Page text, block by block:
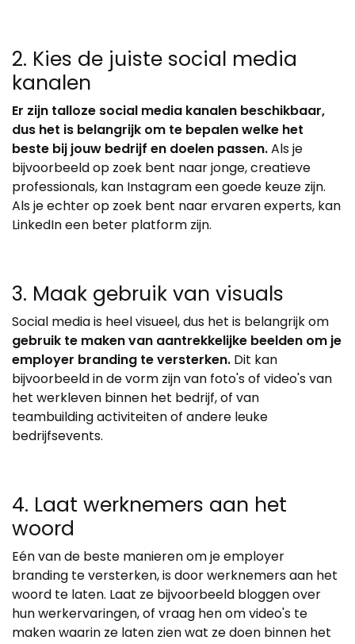
2. Kies de juiste social media
kanalen
Er zijn talloze social media kanalen beschikbaar,
dus het is belangrijk om te bepalen welke het
beste bij jouw bedrijf en doelen passen.Als je
bijvoorbeeld op zoek bent naar jonge, creatieve
professionals, kan Instagram een goede keuze zijn.
Als je echter op zoek bent naar ervaren experts, kan
LinkedIn een beter platform zijn.
3. Maak gebruik van visuals
Social media is heel visueel, dus het is belangrijk om
gebruik te maken van aantrekkelijke beelden om je
employer branding te versterken. Dit kan
bijvoorbeeld in de vorm zijn van foto's of video's van
het werkleven binnen het bedrijf, of van
teambuilding activiteiten of andere leuke
bedrijfsevents.
4. Laat werknemers aan het
woord
Eén van de beste manieren om je employer
branding te versterken, is door werknemers aan het
woord te laten. Laat ze bijvoorbeeld bloggen over
hun werkervaringen, of vraag hen om video's te
maken waarin ze laten zien wat ze doen binnen het